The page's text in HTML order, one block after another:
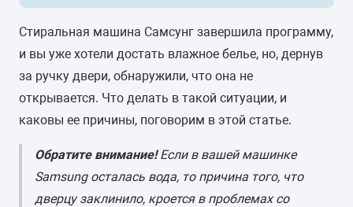
Стиральная машина Самсунг завершила программу,
и вы уже хотели достать влажное белье, но, дернув
за ручку двери, обнаружили, что она не
открывается. Что делать в такой ситуации, и
каковы ее причины, поговорим в этой статье.
Обратите внимание!Если в вашей машинке
Samsung осталась вода, то причина того, что
дверцу заклинило, кроется в проблемах со